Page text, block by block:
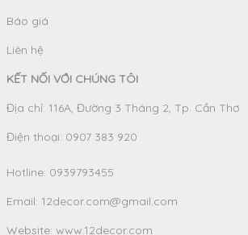
Báo giá
Liên hệ
KẾT NỐI VỚI CHÚNG TÔI
Địa chỉ: 116A, Đường 3 Tháng 2, Tp. Cần Thơ
Điện thoại: 0907 383 920
Hotline: 0939793455
Email: 12decor.com@gmail.com
Website: www.12decor.com